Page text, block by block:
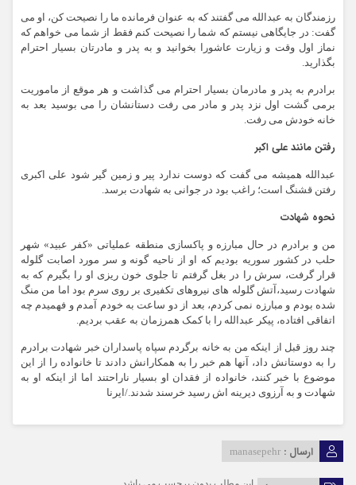
رزمندگان به عبدالله می گفتند که به عنوان فرمانده ما را نصیحت کن، او می
گفت: در جایگاهی نیستم که شما را نصیحت کنم فقط از شما می خواهم که
نماز اول وقت و زیارت عاشورا بخوانید و به پدر و مادرتان بسیار احترام
بگذارید.
برادرم به پدر و مادرمان بسیار احترام می گذاشت و هر موقع از ماموریت
برمی گشت اول نزد پدر و مادر می رفت دستانشان را می بوسید بعد به
خانه خودش می رفت.
رفتن مانند علی اکبر
عبدالله همیشه می گفت که دوست ندارد پیر و زمین گیر شود علی اکبری
رفتن قشنگ است؛ راغب بود در جوانی به شهادت برسد.
نحوه شهادت
من و برادرم در حال مبارزه و پاکسازی منطقه عملیاتی «کفر عبید» شهر
حلب در کشور سوریه بودیم که او از ناحیه گونه و سر مورد اصابت گلوله
قرار گرفت، سرش را در بغل گرفتم تا جلوی خون ریزی او را بگیرم که به
شهادت رسید،آتش گلوله های نیروهای تکفیری بر روی سرم بود اما من منگ
شده بودم و مبارزه نمی کردم، بعد از دو ساعت به خودم آمدم و فهمیدم چه
اتفاقی افتاده، پیکر عبدالله را با کمک همرزمان به عقب بردیم.
چند روز قبل از اینکه من به خانه برگردم سپاه پاسداران خبر شهادت برادرم
را به دوستانش داد، آنها هم خبر را به همکارانش دادند تا خانواده را از این
موضوع با خبر کنند، خانواده از فقدان او بسیار ناراحتند اما از اینکه او به
شهادت و به آرزوی دیرینه اش رسید خرسند شدند./ایرنا
ارسال : manasepehr